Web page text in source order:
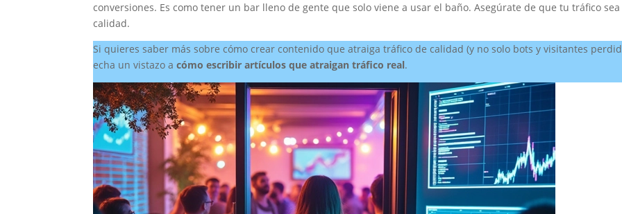
conversiones. Es como tener un bar lleno de gente que solo viene a usar el baño. Asegúrate de que tu tráfico sea
calidad.
Si quieres saber más sobre cómo crear contenido que atraiga tráfico de calidad (y no solo bots y visitantes
echa un vistazo acómo escribir artículos que atraigan tráfico real.